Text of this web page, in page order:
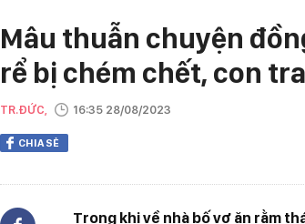
Mâu thuẫn chuyện
rể bị chém chết, con
TR.ĐỨC, 16:35 28/08/2023
CHIA SẺ
Trong khi về nhà bố vợ ăn rằm